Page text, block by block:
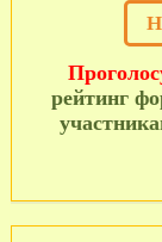
рейтинг